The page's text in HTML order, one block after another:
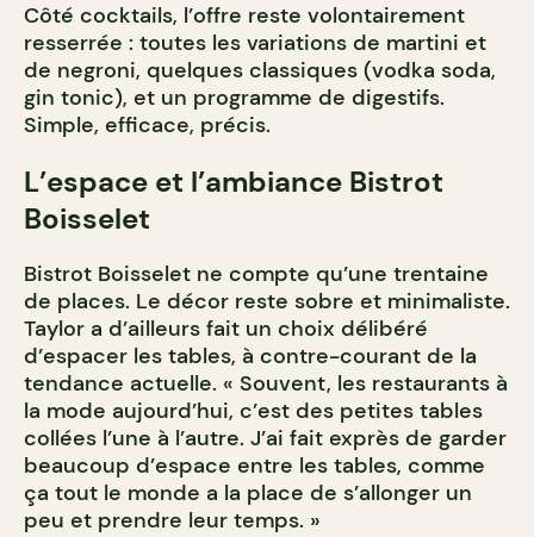
Côté cocktails, l’offre reste volontairement
resserrée : toutes les variations de martini et
de negroni, quelques classiques (vodka soda,
gin tonic), et un programme de digestifs.
Simple, efficace, précis.
L’espace et l’ambiance Bistrot
Boisselet
Bistrot Boisselet ne compte qu’une trentaine
de places. Le décor reste sobre et minimaliste.
Taylor a d’ailleurs fait un choix délibéré
d’espacer les tables, à contre-courant de la
tendance actuelle. « Souvent, les restaurants à
la mode aujourd’hui, c’est des petites tables
collées l’une à l’autre. J’ai fait exprès de garder
beaucoup d’espace entre les tables, comme
ça tout le monde a la place de s’allonger un
peu et prendre leur temps. »